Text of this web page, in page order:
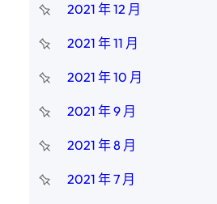
2021 年 12 月
2021 年 11 月
2021 年 10 月
2021 年 9 月
2021 年 8 月
2021 年 7 月